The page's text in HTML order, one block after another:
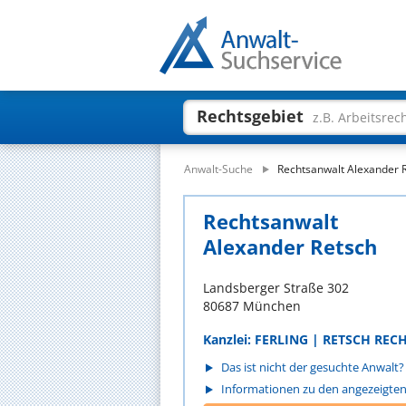
Rechtsgebiet z.B.
Anwalt-Suche Rechtsanwalt Alexander
Rechtsanwalt
Alexander Retsch
Landsberger Straße 302
80687 München
Kanzlei: FERLING | RETSCH
Das ist nicht der gesuchte Anwalt?
Informationen zu den